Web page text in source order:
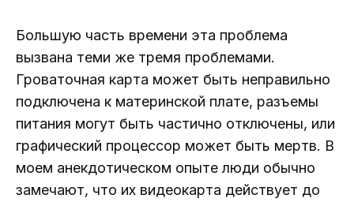
Большую часть времени эта проблема
вызвана теми же тремя проблемами.
Гроваточная карта может быть неправильно
подключена к материнской плате, разъемы
питания могут быть частично отключены, или
графический процессор может быть мертв. В
моем анекдотическом опыте люди обычно
замечают, что их видеокарта действует до